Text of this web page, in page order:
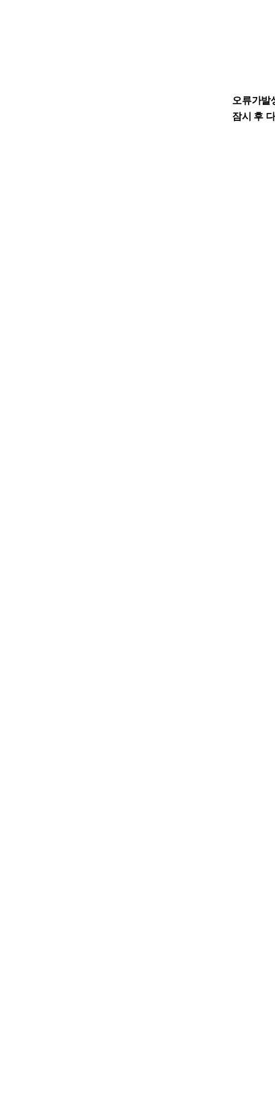
오류가발
잠시 후